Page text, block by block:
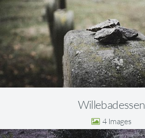
Willebadessen
4